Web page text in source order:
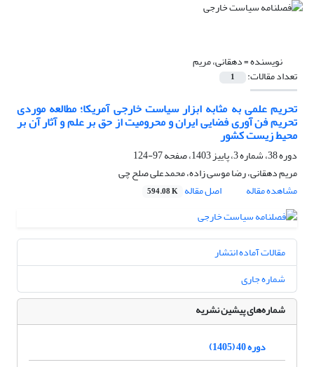
نویسنده =دهقانی، مریم
تعداد مقالات: 1
تحریم علمی به مثابه ابزار سیاست خارجی آمریکا؛ مطالعه موردی
تحریم فن آوری فضایی ایران و محرومیت از حق بر علم و آثار آن بر
محیط زیست کشور
دوره 38، شماره 3، پاییز 1403، صفحه
97-124
مریم دهقانی، رضا موسی زاده، محمدعلی صلح چی
مشاهده مقاله
اصل مقاله 594.08 K
مقالات آماده انتشار
شماره جاری
شماره‌های پیشین نشریه
دوره 40 (1405)